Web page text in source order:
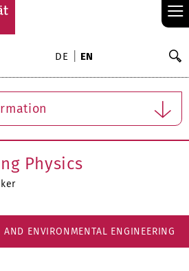
≡
DE EN
Physics
AND ENVIRONMENTAL ENGINEERING